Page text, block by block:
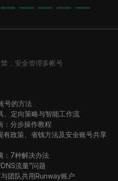
，安全管理多帐号
号的方法
定向策略与智能工作流
分步操作教程
政策、省钱方法及安全账号共享
：7种解决办法
流量”问题
团队共用Runway账户